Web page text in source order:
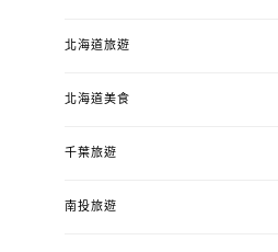
北海道旅遊
北海道美食
千葉旅遊
南投旅遊